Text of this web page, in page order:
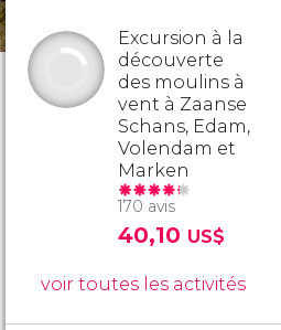
Excursion à la
découverte
des moulins à
vent à Zaanse
Schans, Edam,
Volendam et
Marken
170 avis
40,10 US$
voir toutes les activités